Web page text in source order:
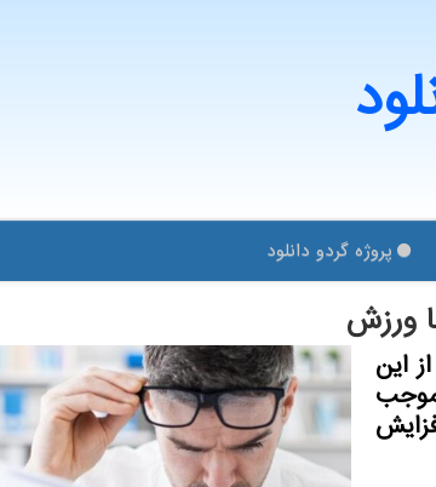
پروژه گردو دانلود
ورزش
این